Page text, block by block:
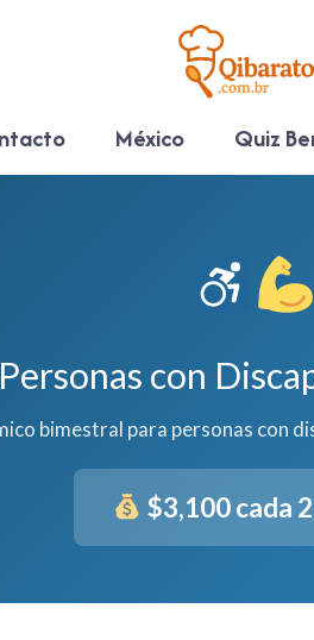
México Quiz
con
bimestral para personas con
$3,100 cada